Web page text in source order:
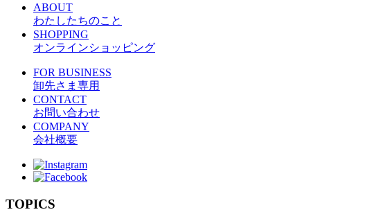
ABOUT
わたしたちのこと
SHOPPING
オンラインショッピング
FOR BUSINESS
卸先さま専用
CONTACT
お問い合わせ
COMPANY
会社概要
TOPICS